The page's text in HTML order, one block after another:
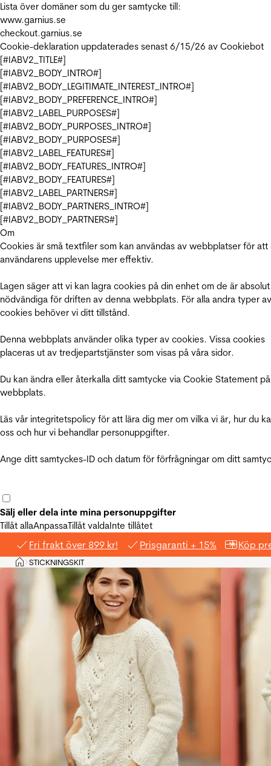
Lista över domäner som du ger samtycke till:
www.garnius.se
checkout.garnius.se
Cookie-deklaration uppdaterades senast 6/15/26 av Cookiebot
[#IABV2_TITLE#]
[#IABV2_BODY_INTRO#]
[#IABV2_BODY_LEGITIMATE_INTEREST_INTRO#]
[#IABV2_BODY_PREFERENCE_INTRO#]
[#IABV2_LABEL_PURPOSES#]
[#IABV2_BODY_PURPOSES_INTRO#]
[#IABV2_BODY_PURPOSES#]
[#IABV2_LABEL_FEATURES#]
[#IABV2_BODY_FEATURES_INTRO#]
[#IABV2_BODY_FEATURES#]
[#IABV2_LABEL_PARTNERS#]
[#IABV2_BODY_PARTNERS_INTRO#]
[#IABV2_BODY_PARTNERS#]
Om
Cookies är små textfiler som kan användas av webbplatser för att
användarens upplevelse mer effektiv.
Lagen säger att vi kan lagra cookies på din enhet om de är absolut
nödvändiga för driften av denna webbplats. För alla andra typer av
cookies behöver vi ditt tillstånd.
Denna webbplats använder olika typer av cookies. Vissa cookies
placeras ut av tredjepartstjänster som visas på våra sidor.
Du kan ändra eller återkalla ditt samtycke via Cookie Statement
webbplats.
Läs vår integritetspolicy för att lära dig mer om vilka vi är, hur du
oss och hur vi behandlar personuppgifter.
Ange ditt samtyckes-ID och datum för förfrågningar om ditt
Sälj eller dela inte mina personuppgifter
Tillåt allaAnpassaTillåt valdaInte tillåtet
Fri frakt över 899 kr! Prisgaranti + 15% Köp
Hem
>STICKNINGSKIT